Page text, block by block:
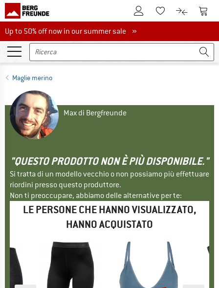
Al conto clienteAlla lista
Al Al
Up to 50% off now in our summer sale
Up to 50% off now in our summer sale »
Maglie merino
Max di Bergfreunde
"QUESTO PRODOTTO NON È PIÙ DISPONIBILE."
Si tratta di un modello vecchio o non possiamo più effettuare
riordini presso questo produttore.
Non ti preoccupare, abbiamo delle alternative per te:
LE PERSONE CHE HANNO VISUALIZZATO,
HANNO ACQUISTATO